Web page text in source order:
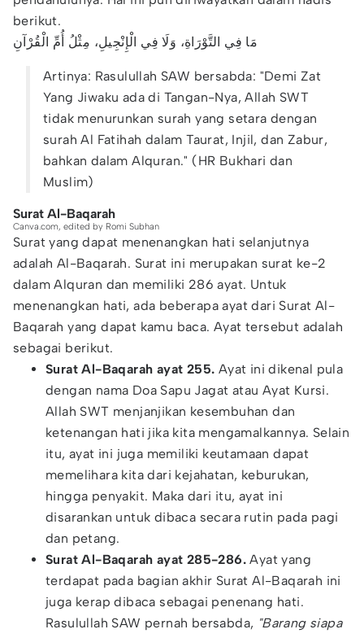
berikut.
مَا فِي التَّوْرَاةِ، وَلَا فِي الْإِنْجِيلِ، مِثْلُ أُمِّ الْقُرْآنِ
Artinya: Rasulullah SAW bersabda: "Demi Zat
Yang Jiwaku ada di Tangan-Nya, Allah SWT
tidak menurunkan surah yang setara dengan
surah Al Fatihah dalam Taurat, Injil, dan Zabur,
bahkan dalam Alquran." (HR Bukhari dan
Muslim)
Surat Al-Baqarah
Canva.com, edited by Romi Subhan
Surat yang dapat menenangkan hati selanjutnya
adalah Al-Baqarah. Surat ini merupakan surat ke-2
dalam Alquran dan memiliki 286 ayat. Untuk
menenangkan hati, ada beberapa ayat dari Surat Al-
Baqarah yang dapat kamu baca. Ayat tersebut adalah
sebagai berikut.
Surat Al-Baqarah ayat 255. Ayat ini dikenal pula
dengan nama Doa Sapu Jagat atau Ayat Kursi.
Allah SWT menjanjikan kesembuhan dan
ketenangan hati jika kita mengamalkannya. Selain
itu, ayat ini juga memiliki keutamaan dapat
memelihara kita dari kejahatan, keburukan,
hingga penyakit. Maka dari itu, ayat ini
disarankan untuk dibaca secara rutin pada pagi
dan petang.
Surat Al-Baqarah ayat 285-286.Ayat yang
terdapat pada bagian akhir Surat Al-Baqarah ini
juga kerap dibaca sebagai penenang hati.
Rasulullah SAW pernah bersabda, "Barang siapa